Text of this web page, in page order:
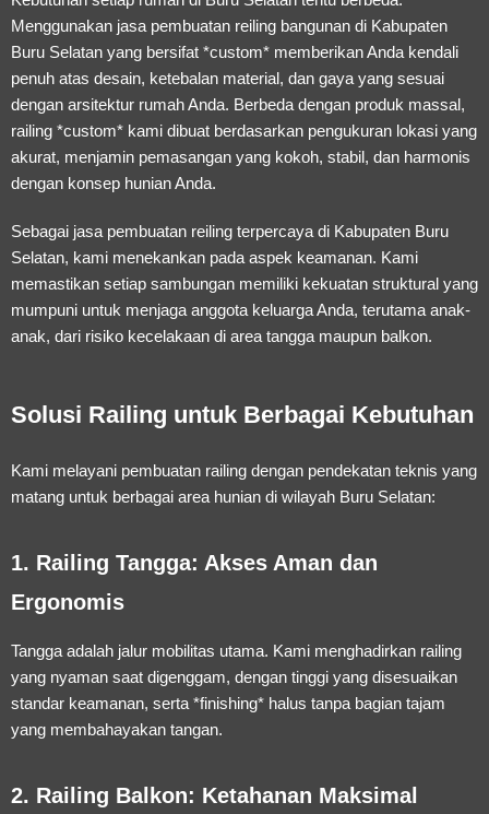
Menggunakan jasa pembuatan reiling bangunan di Kabupaten
Buru Selatan yang bersifat *custom* memberikan Anda kendali
penuh atas desain, ketebalan material, dan gaya yang sesuai
dengan arsitektur rumah Anda. Berbeda dengan produk massal,
railing *custom* kami dibuat berdasarkan pengukuran lokasi yang
akurat, menjamin pemasangan yang kokoh, stabil, dan harmonis
dengan konsep hunian Anda.
Sebagai jasa pembuatan reiling terpercaya di Kabupaten Buru
Selatan, kami menekankan pada aspek keamanan. Kami
memastikan setiap sambungan memiliki kekuatan struktural yang
mumpuni untuk menjaga anggota keluarga Anda, terutama anak-
anak, dari risiko kecelakaan di area tangga maupun balkon.
Solusi Railing untuk Berbagai Kebutuhan
Kami melayani pembuatan railing dengan pendekatan teknis yang
matang untuk berbagai area hunian di wilayah Buru Selatan:
1. Railing Tangga: Akses Aman dan
Ergonomis
Tangga adalah jalur mobilitas utama. Kami menghadirkan railing
yang nyaman saat digenggam, dengan tinggi yang disesuaikan
standar keamanan, serta *finishing* halus tanpa bagian tajam
yang membahayakan tangan.
2. Railing Balkon: Ketahanan Maksimal